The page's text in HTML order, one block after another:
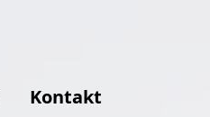
Kontakt